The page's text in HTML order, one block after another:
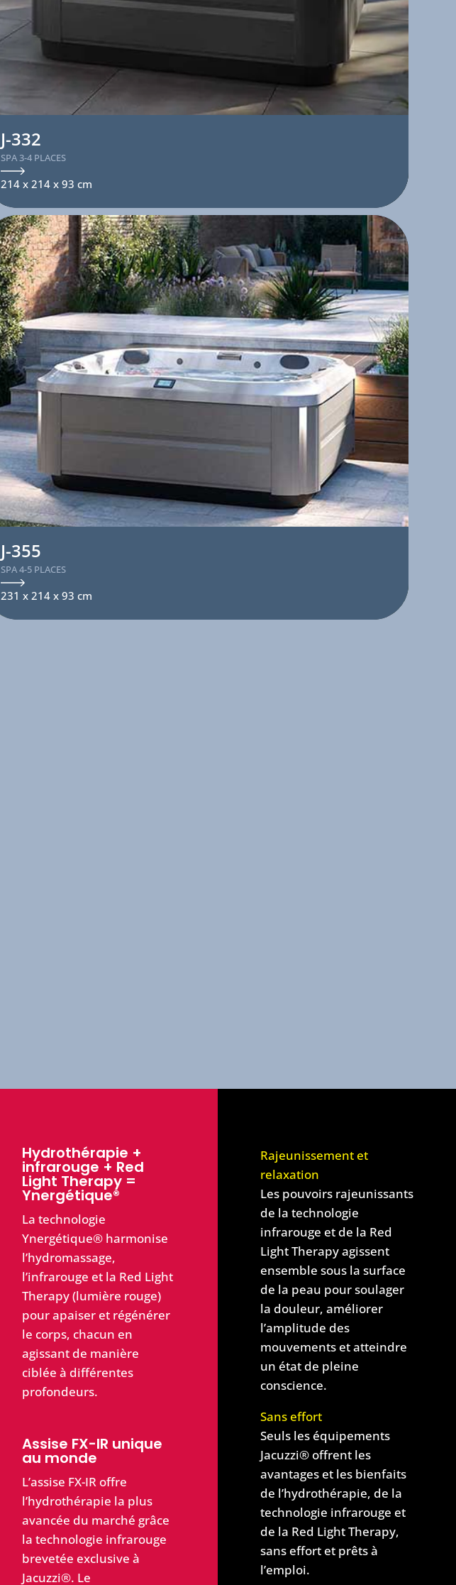
J-332
SPA 3-4 PLACES
214 x 214 x 93 cm
J-355
SPA 4-5 PLACES
231 x 214 x 93 cm
Hydrothérapie +
infrarouge + Red
Light Therapy =
Ynergétique®
La technologie
Ynergétique® harmonise
l’hydromassage,
l’infrarouge et la Red Light
Therapy (lumière rouge)
pour apaiser et régénérer
le corps, chacun en
agissant de manière
ciblée à différentes
profondeurs.
Assise FX-IR unique
au monde
L’assise FX-IR offre
l’hydrothérapie la plus
avancée du marché grâce
la technologie infrarouge
brevetée exclusive à
Jacuzzi®. Le
Rajeunissement et
relaxation
Les pouvoirs rajeunissants
de la technologie
infrarouge et de la Red
Light Therapy agissent
ensemble sous la surface
de la peau pour soulager
la douleur, améliorer
l’amplitude des
mouvements et atteindre
un état de pleine
conscience.
Sans effort
Seuls les équipements
Jacuzzi® offrent les
avantages et les bienfaits
de l’hydrothérapie, de la
technologie infrarouge et
de la Red Light Therapy,
sans effort et prêts à
l’emploi.